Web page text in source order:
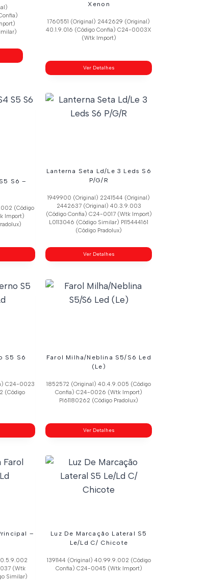
Xenon
1760551 (Original) 2442629 (Original)
40.1.9.016 (Código Confia) C24-0003X
(Wtk Import)
Ver Detalhes
S6 –
(Código
Import)
Lanterna Seta Ld/Le 3 Leds S6
P/G/R
1949900 (Original) 2241544 (Original)
2442637 (Original) 40.3.9.003
(Código Confia) C24-0017 (Wtk Import)
L0113046 (Código Similar) Pl15444161
(Código Pradolux)
Ver Detalhes
S5 S6
C24-0023
(Código
Farol Milha/Neblina S5/S6 Led
(Le)
1852572 (Original) 40.4.9.005 (Código
Confia) C24-0026 (Wtk Import)
Pl61180262 (Código Pradolux)
Ver Detalhes
–
(Wtk
Similar)
Luz De Marcação Lateral S5
Le/Ld C/ Chicote
1391144 (Original) 40.99.9.002 (Código
Confia) C24-0045 (Wtk Import)